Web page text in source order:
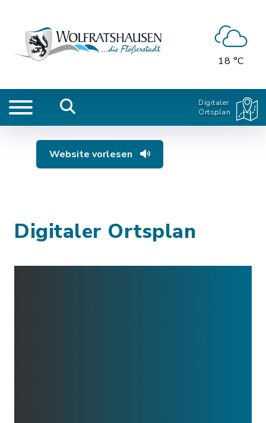
18 °C
Digitaler
Ortsplan
Website vorlesen
Digitaler Ortsplan